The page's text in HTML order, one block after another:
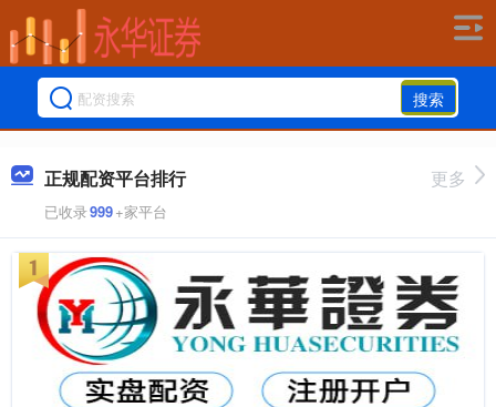
搜索
正规配资平台排行
已收录999+家平台
更多